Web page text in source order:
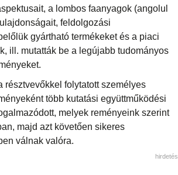
a lombos faanyagok (angolul
feldolgozási
gyártható termékeket és a piaci
ill. mutatták be a legújabb tudományos
résztvevőkkel folytatott személyes
több kutatási együttműködési
melyek reményeink szerint
majd azt követően sikeres
válnak valóra.
hirdetés